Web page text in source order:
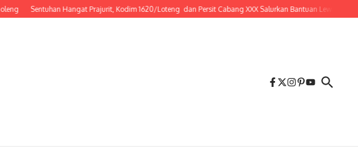
Sentuhan Hangat Prajurit, Kodim 1620/Loteng dan Persit Cabang XXX Salurkan Bantuan Lewat Jum’at Berkah